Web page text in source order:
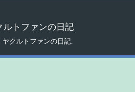
ルトファンの日記
クルトファンの日記.